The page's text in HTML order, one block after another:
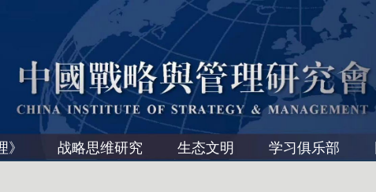
》 战略思维研究 生态文明 学习俱乐部